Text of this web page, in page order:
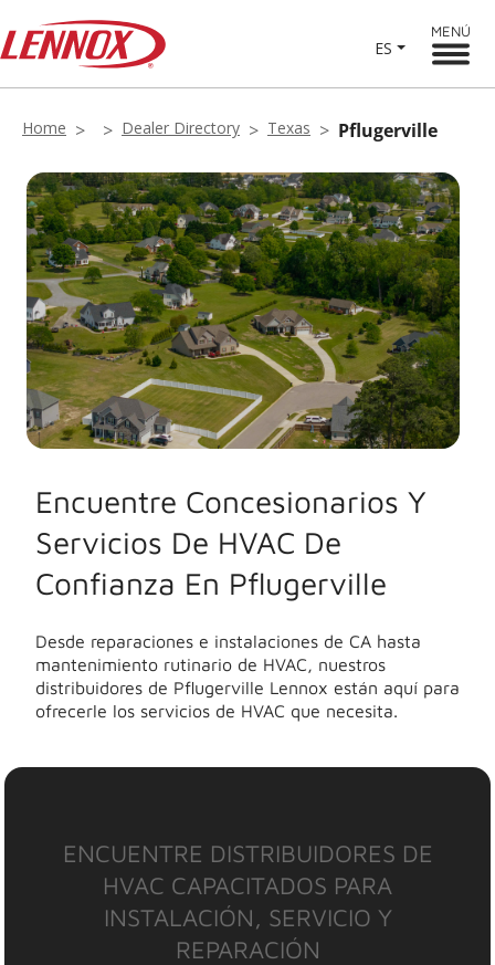
ES
MENÚ
Home Dealer Directory Texas Pflugerville
Encuentre Concesionarios Y
Servicios De HVAC De
Confianza En Pflugerville
Desde reparaciones e instalaciones de CA hasta
mantenimiento rutinario de HVAC, nuestros
distribuidores de Pflugerville Lennox están aquí para
ofrecerle los servicios de HVAC que necesita.
ENCUENTRE DISTRIBUIDORES DE
HVAC CAPACITADOS PARA
INSTALACIÓN, SERVICIO Y
REPARACIÓN